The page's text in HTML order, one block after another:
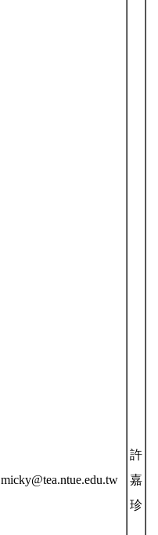
micky@tea.ntue.edu.tw
許
嘉
珍